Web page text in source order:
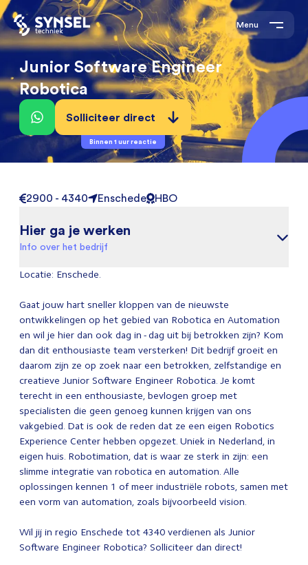
Menu
Junior Software Engineer
Robotica
Solliciteer direct
Binnen 1 uur reactie
2900 - 4340 Enschede HBO
Hier ga je werken
Info over het bedrijf
Locatie: Enschede.
Gaat jouw hart sneller kloppen van de nieuwste
ontwikkelingen op het gebied van Robotica en Automation
en wil je hier dan ook dag in - dag uit bij betrokken zijn? Kom
dan dit enthousiaste team versterken! Dit bedrijf groeit en
daarom zijn ze op zoek naar een betrokken, zelfstandige en
creatieve Junior Software Engineer Robotica. Je komt
terecht in een enthousiaste, bevlogen groep met
specialisten die geen genoeg kunnen krijgen van ons
vakgebied. Dat is ook de reden dat ze een eigen Robotics
Experience Center hebben opgezet. Uniek in Nederland, in
eigen huis. Robotimation, dat is waar ze sterk in zijn: een
slimme integratie van robotica en automation. Alle
oplossingen kennen 1 of meer industriële robots, samen met
een vorm van automation, zoals bijvoorbeeld vision.
Wil jij in regio Enschede tot 4340 verdienen als Junior
Software Engineer Robotica? Solliciteer dan direct!